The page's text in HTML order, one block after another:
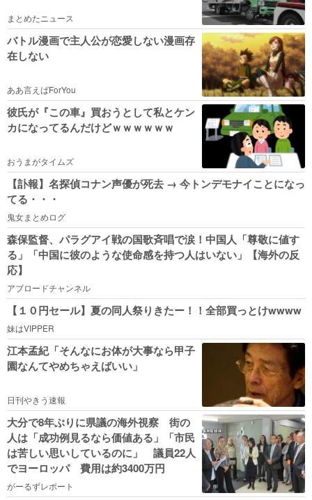
まとめたニュース
バトル漫画で主人公が恋愛しない漫画存
在しない
ああ言えばForYou
彼氏が『この車』買おうとして私とケン
カになってるんだけどｗｗｗｗｗｗ
おうまがタイムズ
【訃報】名探偵コナン声優が死去 → 今トンデモナイことになっ
てる・・・
鬼女まとめログ
森保監督、パラグアイ戦の国歌斉唱で涙！中国人「尊敬に値す
る」「中国に彼のような使命感を持つ人はいない」【海外の反
応】
アブロードチャンネル
【１０円セール】夏の同人祭りきたー！！全部買っとけwwww
妹はVIPPER
江本孟紀「そんなにお体が大事なら甲子
園なんてやめちゃえばいい」
日刊やきう速報
大分で8年ぶりに県議の海外視察 街の
人は「成功例見るなら価値ある」「市民
は苦しい思いしているのに」 議員22人
でヨーロッパ 費用は約3400万円
がーるずレポート